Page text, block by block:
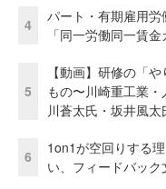
4
パート・有期雇用
「同一労働同一賃
5
【動画】研修の「
もの〜川崎重工業
川蒼太氏・坂井風太
6
1on1が空回りする
い、フィードバッ